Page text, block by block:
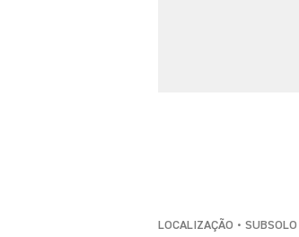
LOCALIZAÇÃO • SUBSOLO